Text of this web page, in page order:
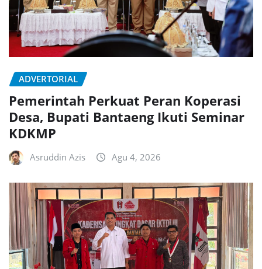
ADVERTORIAL
Pemerintah Perkuat Peran Koperasi
Desa, Bupati Bantaeng Ikuti Seminar
KDKMP
Asruddin Azis Agu 4, 2026